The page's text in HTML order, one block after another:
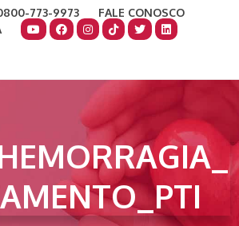
773-9973
FALE CONOSCO